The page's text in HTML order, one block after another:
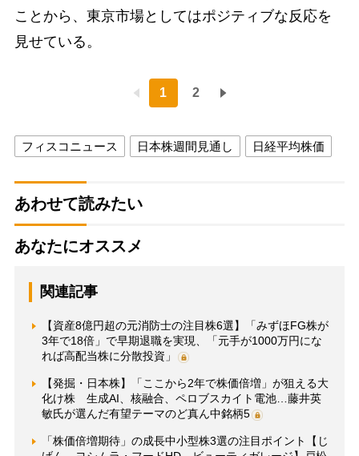
ことから、東京市場としてはポジティブな反応を
見せている。
1 2
フィスコニュース 日本株週間見通し 日経平均株価
あわせて読みたい
あなたにオススメ
関連記事
【資産8億円超の元消防士の注目株6選】「みずほFG株が
3年で18倍」で早期退職を実現、「元手が1000万円にな
れば高配当株に分散投資」
【発掘・日本株】「ここから2年で株価倍増」が狙える大
化け株 生成AI、核融合、ペロブスカイト電池…藤井英
敏氏が選んだ有望テーマのど真ん中銘柄5
「株価倍増期待」の成長中小型株3選の注目ポイント【じ